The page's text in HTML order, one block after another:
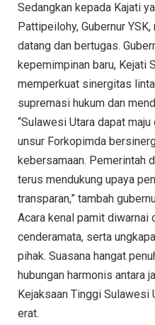
Sedangkan kepada Kajati
Pattipeilohy, Gubernur
datang dan bertugas.
kepemimpinan baru, Kejati
memperkuat sinergitas
supremasi hukum dan
“Sulawesi Utara dapat
unsur Forkopimda
kebersamaan. Pemerintah
terus mendukung upaya
transparan,” tambah
Acara kenal pamit diwarnai
cenderamata, serta
pihak. Suasana hangat
hubungan harmonis antara
Kejaksaan Tinggi Sulawesi
erat.